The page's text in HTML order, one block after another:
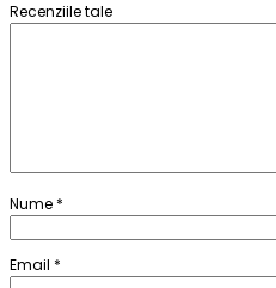
Recenziile tale
Nume *
Email *